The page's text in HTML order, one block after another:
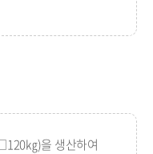
㎏)을 생산하여